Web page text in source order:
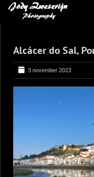
BLOG
LEREN VAN KUNST
BENCE MATE
Alcácer do Sal,
3 november 2023